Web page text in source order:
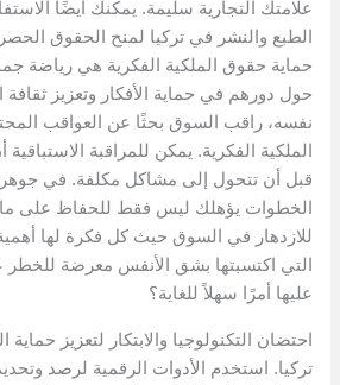
علامتك التجارية سليمة. يمكنك أيضًا
الطبع والنشر في تركيا لمنح الحقوق
حماية حقوق الملكية الفكرية هي رياضة
حول دورهم في حماية الأفكار وتعزيز
نفسه، راقب السوق بحثًا عن العواقب
الملكية الفكرية. يمكن للمراقبة الاستباقية
قبل أن تتحول إلى مشاكل مكلفة. في جوهر
الخطوات يؤهلك ليس فقط للحفاظ على ما
للازدهار في السوق حيث كل فكرة لها أهمية.
التي اكتسبتها بشق الأنفس معرضة للخطر
عليها أمرًا سهلاً للغاية؟
احتضان التكنولوجيا والابتكار لتعزيز حماية
تركيا. استخدم الأدوات الرقمية لرصد